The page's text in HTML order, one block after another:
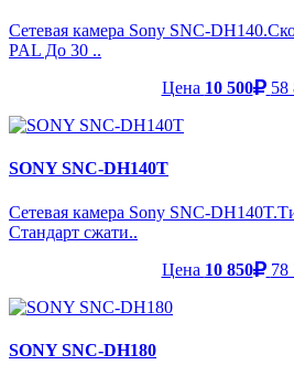
Сетевая камера Sony SNC-
PAL До 30 ..
Цена 10 500 58
SONY SNC-DH140T
Сетевая камера Sony SNC-
Стандарт сжати..
Цена 10 850 78
SONY SNC-DH180